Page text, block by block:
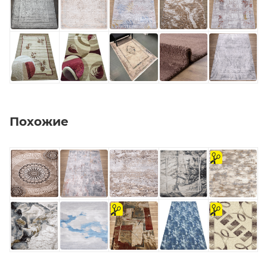
Похожие
на
отрез
на
отрез
на
отрез